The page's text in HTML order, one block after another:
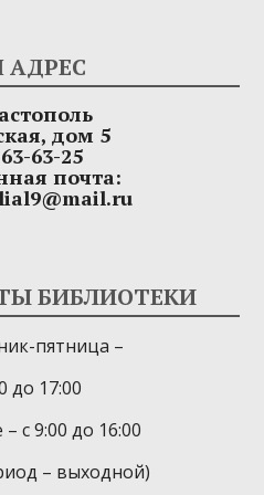
дом 5
63-25
почта:
БИБЛИОТЕКИ
пятница –
до 17:00
с 9:00 до 16:00
– выходной)